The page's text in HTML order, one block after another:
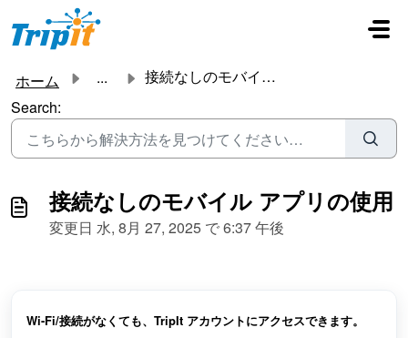
メインコンテンツに移動
ホーム ...
接続なしのモバイル アプリの使用
Search:
接続なしのモバイル アプリの使用
変更日 水, 8月 27, 2025 で 6:37 午後
Wi-Fi/接続がなくても、TripIt アカウントにアクセスできます。